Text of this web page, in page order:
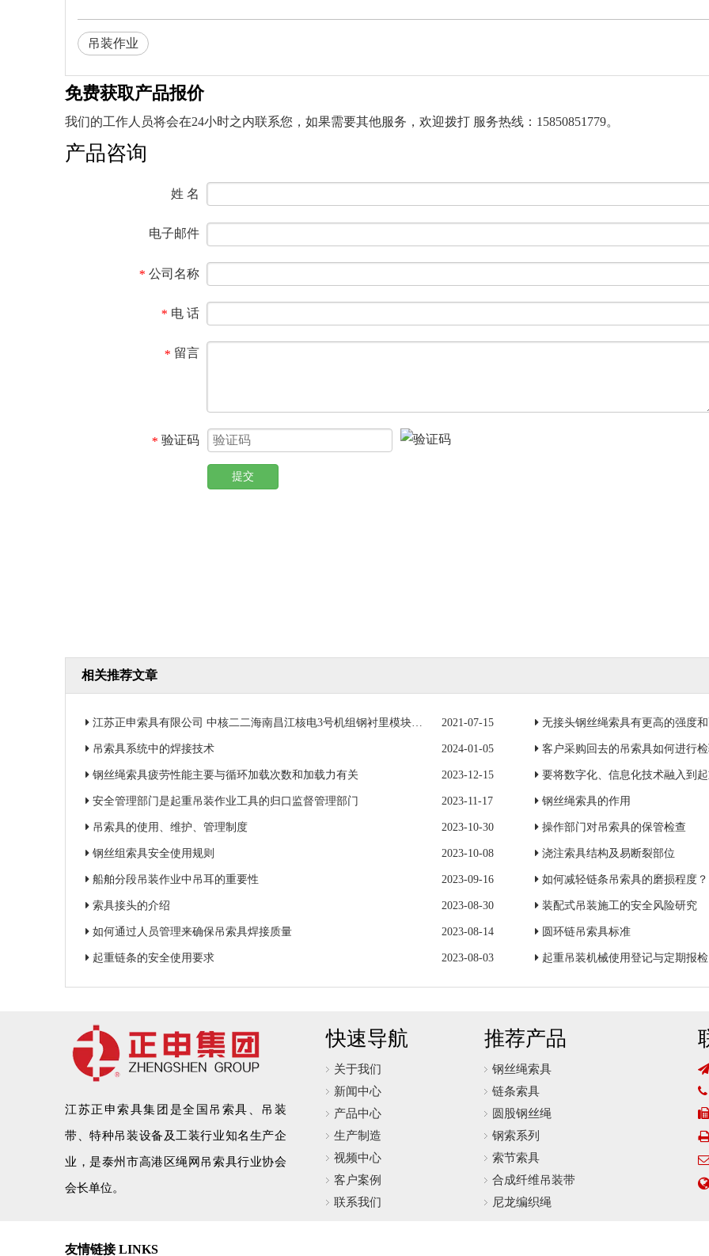
吊装作业
免费获取产品报价
我们的工作人员将会在24小时之内联系您，如果需要其他服务，欢迎拨打 服务热线：15850851779。
产品咨询
姓 名
电子邮件
* 公司名称
* 电 话
* 留言
* 验证码
提交
相关推荐文章
江苏正申索具有限公司 中核二二海南昌江核电3号机组钢衬里模块一成功吊装 2021-07-15 无接头钢丝绳索具有更高的强度
吊索具系统中的焊接技术 2024-01-05 客户采购回去的吊索具如何进行
钢丝绳索具疲劳性能主要与循环加载次数和加载力有关 2023-12-15 要将数字化、信息化技术融入到
安全管理部门是起重吊装作业工具的归口监督管理部门 2023-11-17 钢丝绳索具的作用
吊索具的使用、维护、管理制度 2023-10-30 操作部门对吊索具的保管检查
钢丝组索具安全使用规则 2023-10-08 浇注索具结构及易断裂部位
船舶分段吊装作业中吊耳的重要性 2023-09-16 如何减轻链条吊索具的磨损程度？
索具接头的介绍 2023-08-30 装配式吊装施工的安全风险研究
如何通过人员管理来确保吊索具焊接质量 2023-08-14 圆环链吊索具标准
起重链条的安全使用要求 2023-08-03 起重吊装机械使用登记与定期报检
江苏正申索具集团是全国吊索具、吊装
带、特种吊装设备及工装行业知名生产企
业，是泰州市高港区绳网吊索具行业协会
会长单位。
快速导航
关于我们
新闻中心
产品中心
生产制造
视频中心
客户案例
联系我们
推荐产品
钢丝绳索具
链条索具
圆股钢丝绳
钢索系列
索节索具
合成纤维吊装带
尼龙编织绳





友情链接 LINKS